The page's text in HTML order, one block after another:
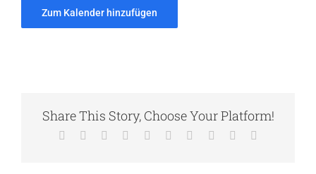
Zum Kalender hinzufügen
Share This Story, Choose Your Platform!
Facebook Reddit LinkedInWhatsApp
TumblrPinterest Xing